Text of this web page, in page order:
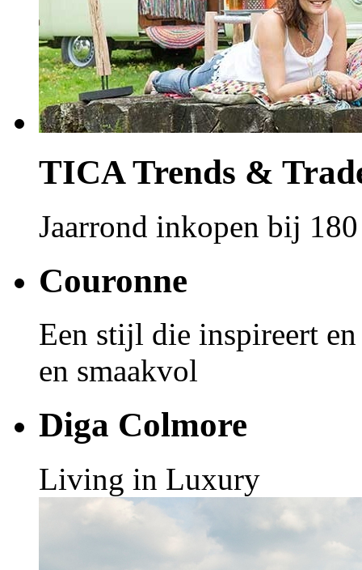
TICA Trends &
Jaarrond inkopen bij
Couronne
Een stijl die inspireert
en smaakvol
Diga Colmore
Living in Luxury